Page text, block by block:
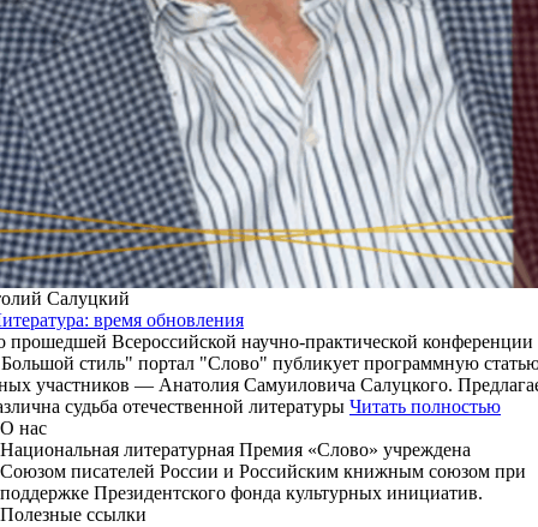
Салуцкий
время обновления
прошедшей Всероссийской научно-практической конференции
стиль" портал "Слово" публикует программную
участников — Анатолия Самуиловича Салуцкого.
судьба отечественной литературы Читать полностью
О нас
Национальная литературная Премия «Слово» учреждена
Союзом писателей России и Российским книжным союзом при
поддержке Президентского фонда культурных инициатив.
Полезные ссылки